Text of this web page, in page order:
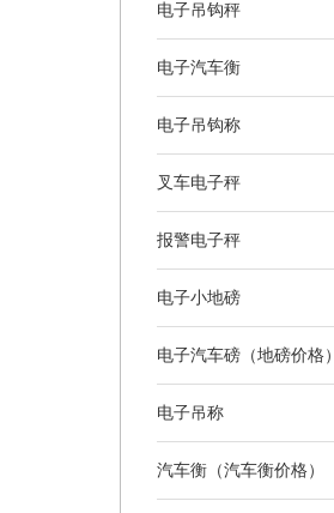
电子吊钩秤
电子汽车衡
电子吊钩称
叉车电子秤
报警电子秤
电子小地磅
电子汽车磅（地磅价格）
电子吊称
汽车衡（汽车衡价格）